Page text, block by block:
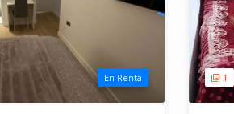
En Renta 1